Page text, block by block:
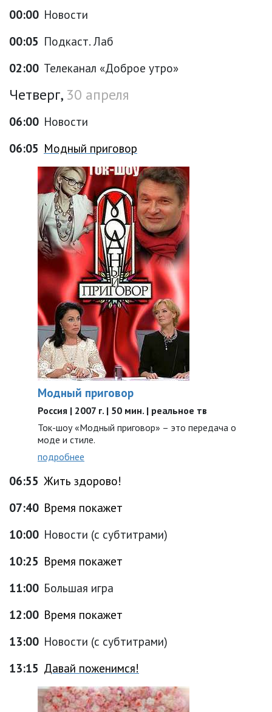
00:00 Новости
00:05 Подкаст. Лаб
02:00 Телеканал «Доброе утро»
Четверг, 30 апреля
06:00 Новости
06:05 Модный приговор
Модный приговор
Россия | 2007 г. | 50 мин. | реальное тв
Ток-шоу «Модный приговор» – это передача о
моде и стиле.
подробнее
06:55 Жить здорово!
07:40 Время покажет
10:00 Новости (с субтитрами)
10:25 Время покажет
11:00 Большая игра
12:00 Время покажет
13:00 Новости (с субтитрами)
13:15 Давай поженимся!